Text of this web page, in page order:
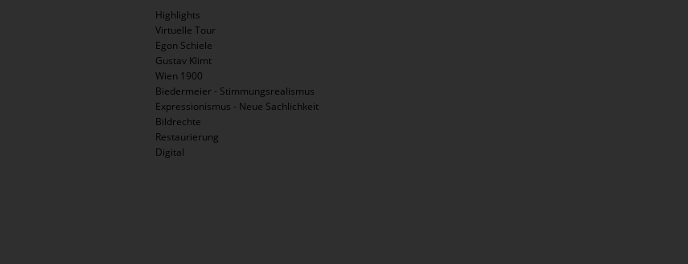
Highlights
Virtuelle Tour
Egon Schiele
Gustav Klimt
Wien 1900
Biedermeier - Stimmungsrealismus
Expressionismus - Neue Sachlichkeit
Bildrechte
Restaurierung
Digital